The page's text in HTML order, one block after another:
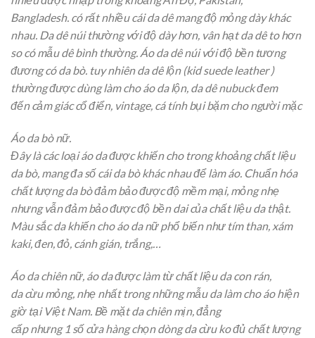
Bangladesh. có rất nhiều cáida dêmangđộ mỏng dày khác
nhau. Da dê núi thườngvớiđộ dày hơn, vân hạt da dê tohơn
socó mẫudêbình thường. Áo da dê núivớiđộ bền tương
đươngcóda bò. tuy nhiênda dê lộn (kid suede leather )
thường đượcdùng làm choáo da lộn, da dê nubuckđem
đếncảm giác cổ điển, vintage, cá tínhbụi bặm cho người mặc
Áo da bò nữ.
Đây làcác loạiáo da đượckhiến cho trong khoảngchất liệu
da bò, mangđa số cáida bò khác nhau đểlàmáo. Chuẩn hóa
chất lượng da bò đảm bảo được độ mềm mại, mỏng nhẹ
nhưng vẫn đảm bảo được độ bền dai của chất liệu da thật.
Màu sắc dakhiến choáo da nữphổ biếnnhư tím than, xám
kaki, đen, đỏ, cánh gián, trắng,…
Áo dachiênnữ, áo da đượclàm từchất liệu da conrán,
dacừumỏng, nhẹ nhất trongnhững mẫuda làm choáohiện
giờtại Việt Nam. Bề mặt dachiênmịn, đẳng
cấpnhưng 1 sốcửa hàngchọndòngdacừu kođủ chất lượng